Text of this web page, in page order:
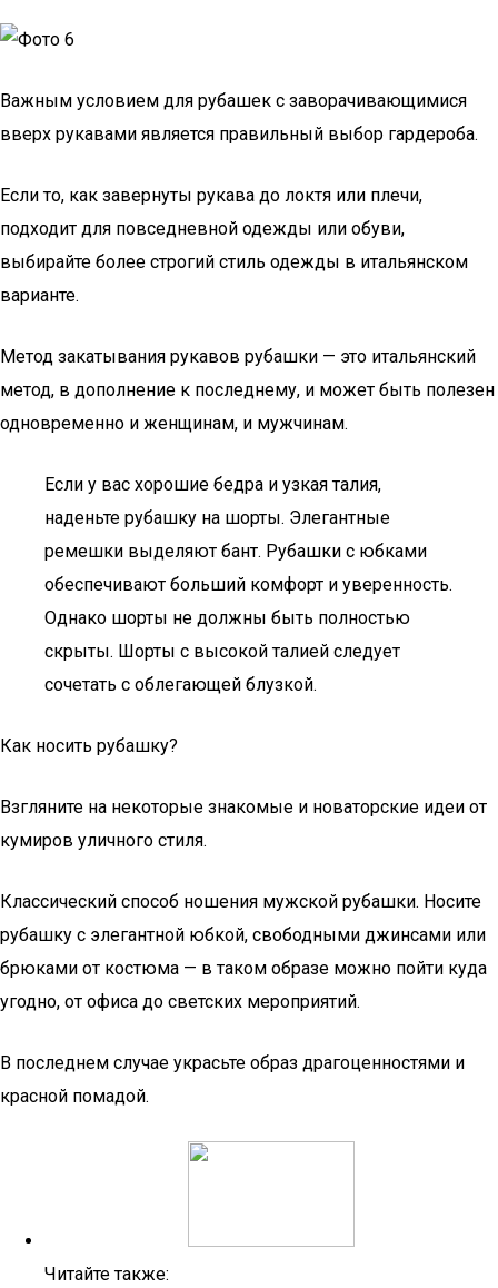
Важным условием для рубашек с заворачивающимися
вверх рукавами является правильный выбор гардероба.
Если то, как завернуты рукава до локтя или плечи,
подходит для повседневной одежды или обуви,
выбирайте более строгий стиль одежды в итальянском
варианте.
Метод закатывания рукавов рубашки — это итальянский
метод, в дополнение к последнему, и может быть полезен
одновременно и женщинам, и мужчинам.
Если у вас хорошие бедра и узкая талия,
наденьте рубашку на шорты. Элегантные
ремешки выделяют бант. Рубашки с юбками
обеспечивают больший комфорт и уверенность.
Однако шорты не должны быть полностью
скрыты. Шорты с высокой талией следует
сочетать с облегающей блузкой.
Как носить рубашку?
Взгляните на некоторые знакомые и новаторские идеи от
кумиров уличного стиля.
Классический способ ношения мужской рубашки. Носите
рубашку с элегантной юбкой, свободными джинсами или
брюками от костюма — в таком образе можно пойти куда
угодно, от офиса до светских мероприятий.
В последнем случае украсьте образ драгоценностями и
красной помадой.
Читайте также: